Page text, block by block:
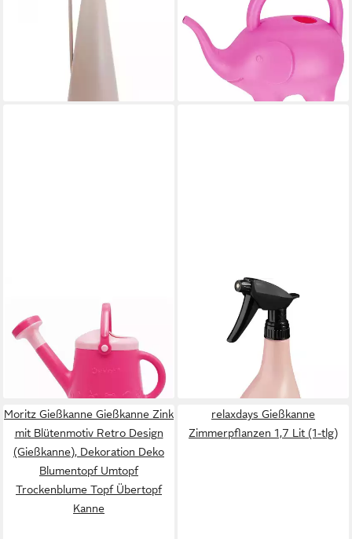
Metall mit Griff für
Trockenblumen und
Kunstzweige
lieferbar - in 2-3 Werktagen bei dir
Kunststoff rosa 24x20x12cm
1,5 L Kinder-Gießkanne
6,95 €
lieferbar - in 3-4 Werktagen bei dir
Gießkanne Spielstabil
Gießkanne Prinzessin,
Abnehmbare Brause
16,31 €
lieferbar - in 2-3 Werktagen bei dir
Gießkanne Geli
Blumensprüher Eden 0,9 L
lieferbar - in 3-4 Werktagen bei dir
Moritz Gießkanne Gießkanne Zink
mit Blütenmotiv Retro Design
(Gießkanne), Dekoration Deko
Blumentopf Umtopf
Trockenblume Topf Übertopf
Kanne
relaxdays Gießkanne
Zimmerpflanzen 1,7 Lit (1-tlg)